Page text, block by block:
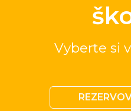
Vyberte si